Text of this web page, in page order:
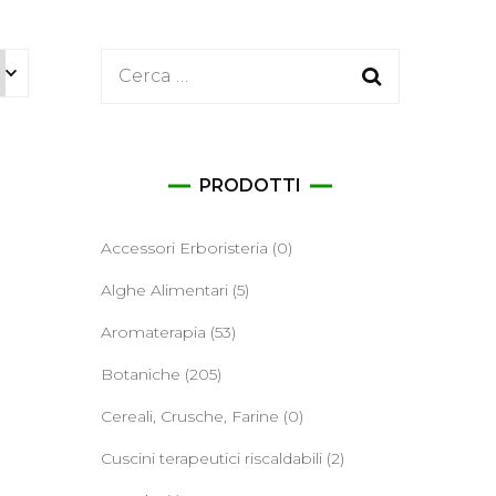
Ricerca
PRODOTTI
Accessori Erboristeria (0)
Alghe Alimentari (5)
Aromaterapia (53)
Botaniche (205)
Cereali, Crusche, Farine (0)
Cuscini terapeutici riscaldabili (2)